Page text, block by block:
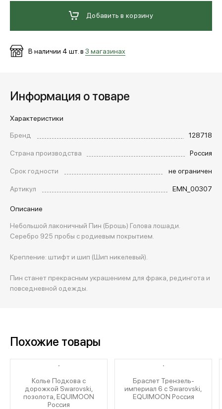
обратный звонок
Добавить в корзину
В наличии 4 шт. в 3 магазинах
Информация о товаре
Характеристики
Бренд
128718
Страна производства
Россия
Срок годности
не ограничен
Артикул
EMN_00307
Описание
Небольшой лаконичный Пин (Брошь) Голова лошади.
Серебро 925 пробы с родиевым покрытием.
Крепление: штифт и шип (Шип никелевый).
Пин станет прекрасным украшением для фрака, редингота и
повседневной одежды.
Похожие товары
Колье Подкова с
дорожкой Swarovski,
позолота, EQUIMOON
Россия
Браслет Трензель-
империал 6 с Swarovski,
EQUIMOON Россия